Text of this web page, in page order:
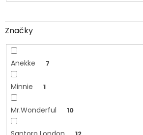
Značky
Anekke 7
Minnie 1
Mr.Wonderful 10